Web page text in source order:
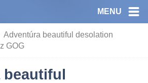
MENU
Adventúra beautiful desolation
GOG
beautiful